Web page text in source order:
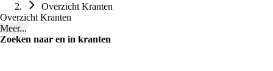
Overzicht Kranten
Overzicht Kranten
Meer...
Zoeken naar en in kranten